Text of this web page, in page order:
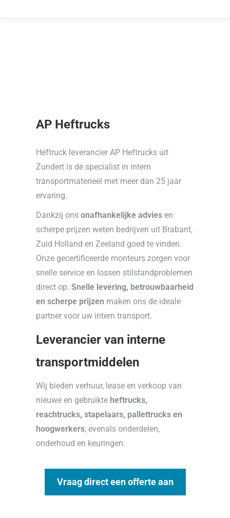
AP Heftrucks
Heftruck leverancier AP Heftrucks uit
Zundert is dé specialist in intern
transportmaterieel met meer dan 25 jaar
ervaring.
Dankzij ons onafhankelijke advies en
scherpe prijzen weten bedrijven uit Brabant,
Zuid Holland en Zeeland goed te vinden.
Onze gecertificeerde monteurs zorgen voor
snelle service en lossen stilstandproblemen
direct op. Snelle levering, betrouwbaarheid
en scherpe prijzen maken ons de ideale
partner voor uw intern transport.
Leverancier van interne
transportmiddelen
Wij bieden verhuur, lease en verkoop van
nieuwe en gebruikte heftrucks,
reachtrucks, stapelaars, pallettrucks en
hoogwerkers, evenals onderdelen,
onderhoud en keuringen.
Vraag direct een offerte aan